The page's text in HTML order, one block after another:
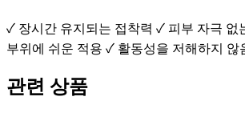
✓ 장시간 유지되는 접착력 ✓ 피부 자극 없
부위에 쉬운 적용 ✓ 활동성을 저해하지 않
관련 상품